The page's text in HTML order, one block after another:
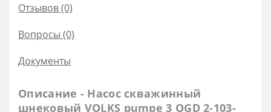
Отзывов (0)
Вопросы (0)
Документы
Описание - Насос скважинный
шнековый VOLKS pumpe 3 QGD 2-103-